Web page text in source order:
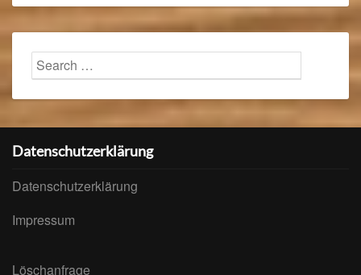
Search
for:
Datenschutzerklärung
Datenschutzerklärung
Impressum
Löschanfrage